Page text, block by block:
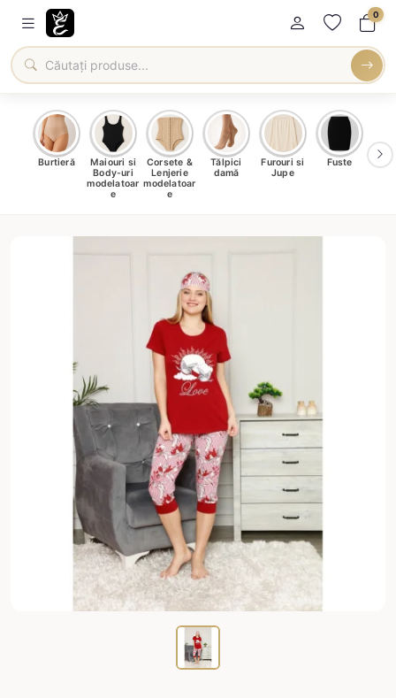
0
Burtieră
Maiouri si
Body-uri
modelatoar
e
Corsete &
Lenjerie
modelatoar
e
Tălpici
damă
Furouri si
Jupe
Fuste